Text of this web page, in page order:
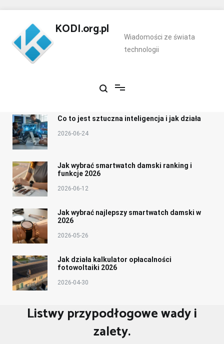
content
KODI.org.pl
Wiadomości ze świata
technologii
Co to jest sztuczna inteligencja i jak działa
2026-06-24
Jak wybrać smartwatch damski ranking i
funkcje 2026
2026-06-12
Jak wybrać najlepszy smartwatch damski w
2026
2026-05-26
Jak działa kalkulator opłacalności
fotowoltaiki 2026
2026-04-30
Listwy przypodłogowe wady i
zalety.